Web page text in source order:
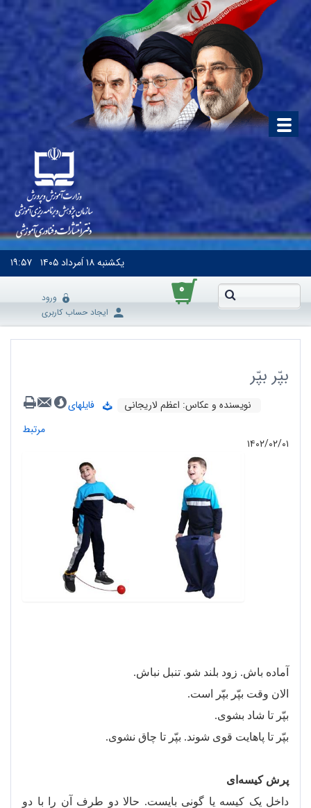
یکشنبه۱۸ اَمرداد ۱۴۰۵ ۱۹:۵۷
۰
ورود
ایجاد حساب کاربری
بپّر بپّر
نویسنده و عکاس: اعظم لاریجانی
فایلهای
مرتبط
۱۴۰۲/۰۲/۰۱
آماده باش. زود بلند شو. تنبل نباش.
الان وقت بپّر بپّر است.
بپّر تا شاد بشوی.
بپّر تا پاهایت قوی شوند. بپّر تا چاق نشوی.
پرش کیسه ای
داخل یک کیسه یا گونی بایست. حالا دو طرف آن را با دو